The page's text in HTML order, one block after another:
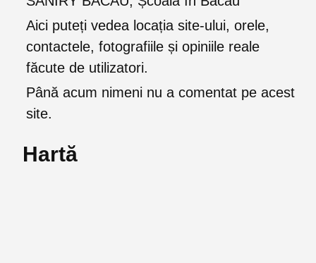
Aici puteți vedea locația site-ului, orele,
contactele, fotografiile și opiniile reale
făcute de utilizatori.
Până acum nimeni nu a comentat pe acest
site.
Hartă